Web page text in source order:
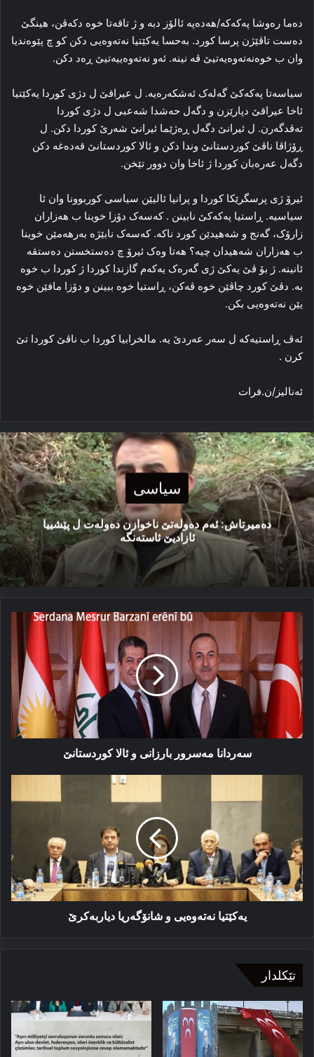
ده‌ما رەوشا پەکەکە/هەدەپە ئالۆز دبه‌ و ژ تاقه‌تا خوه‌ دکه‌ڤن، هینگێ
ده‌ست تاڤێژن پرسا کورد. به‌حسا یه‌کێتیا نه‌ته‌وەیی دکن کو چ پێوه‌ندیا
وان ب خوه‌نه‌ته‌وەیه‌تیێ ڤە نینە. ئه‌و نه‌ته‌وەییه‌تیێ ڕه‌د دکن.
سیاسه‌تا پەکەکێ گه‌له‌ک ئه‌شکه‌ره‌یه‌. ل عیراقێ ل دژی کوردا یه‌کێتیا
ئاخا عیراقێ دپارێزن و دگه‌ل حه‌شدا شه‌عبی ل دژی کوردا
ته‌ڤدگه‌رن. ل ئیرانێ دگه‌ل ڕه‌ژێما ئیرانێ شه‌رێ کوردا دکن. ل
ڕۆژاڤا ناڤێ کوردستانێ وندا دکن و ئالا کوردستانێ قه‌ده‌غه‌ دکن
دگه‌ل عه‌ره‌بان کوردا ژ ئاخا وان دوور تێخن.
ئیرۆ ژی پرسگرێکا کوردا و پرانیا ئالیێن سیاسی کوربوونا وان ئا
سیاسیه‌. ڕاستیا پەکەکێ نابینن . که‌سه‌ک دۆزا خوینا ب هه‌زاران
زارۆک، گه‌نج و شه‌هیدێن کورد ناکه‌. که‌سه‌ک نابێژه‌ به‌رهه‌مێن خوینا
ب هه‌زاران شه‌هیدان چیه‌؟ هه‌تا وه‌ک ئیرۆ چ ده‌ستخستن ده‌ستڤه‌
ئانینه‌. ژ بۆ ڤێ یه‌کێ ژی گه‌ره‌ک یه‌که‌م گازندا کوردا ژ کوردا ب خوه‌
به‌. دڤێ کورد چاڤێن خوه‌ ڤه‌کن، ڕاستیا خوه‌ ببینن و دۆزا مافێن خوه‌
یێن نه‌تەوەیی بکن.
ئه‌ڤ ڕاستیه‌که‌ ل سه‌ر عه‌ردێ یه‌. مالخرابیا کوردا ب ناڤێ کوردا تێ
کرن .
ئەنالیز/ن.فرات
سیاسی
دەمیرتاش: ئەم دەولەتێ ناخوازن دەولەت ل پێشییا
ئازادیێ ئاستەنگە
سەردانا
مەسرور
بارزانی
و
ئالا
کوردستانێ
سەردانا مەسرور بارزانی و ئالا کوردستانێ
یەکێتیا
نەتەوەیی
دیاربەکرێ
یەکێتیا نەتەوەیی و شانۆگەریا دیاربەکرێ
تێکلدار